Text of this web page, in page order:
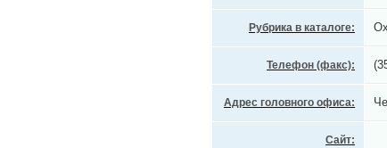
Рубрика в каталоге:
Телефон (факс):
Адрес головного офиса:
Сайт: